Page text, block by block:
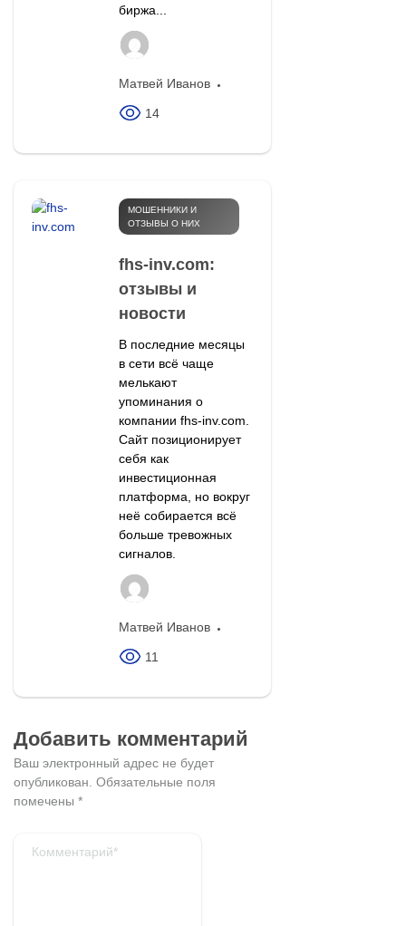
биржа...
Матвей Иванов
14
МОШЕННИКИ И
ОТЗЫВЫ О НИХ
fhs-inv.com:
отзывы и
новости
В последние месяцы
в сети всё чаще
мелькают
упоминания о
компании fhs-inv.com.
Сайт позиционирует
себя как
инвестиционная
платформа, но вокруг
неё собирается всё
больше тревожных
сигналов.
Матвей Иванов
11
Добавить комментарий
Ваш электронный адрес не будет
опубликован. Обязательные поля
помечены *